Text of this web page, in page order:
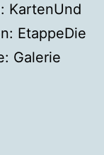
KartenUnd
EtappeDie
Galerie